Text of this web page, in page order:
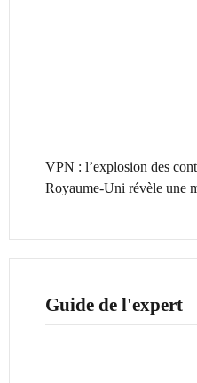
VPN : l’explosion des
Royaume-Uni révèle une
Guide de l'expert